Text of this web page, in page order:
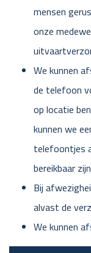
mensen
onze
We kunnen
de telefoon
op locatie
kunnen we
telefoontjes
bereikbaar
Bij
alvast de
We kunnen